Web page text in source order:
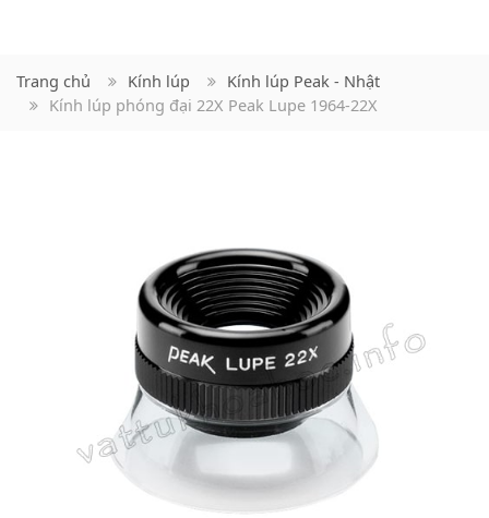
Trang chủ Kính lúp
Kính lúp Peak - Nhật
Kính lúp phóng đại 22X Peak Lupe 1964-22X